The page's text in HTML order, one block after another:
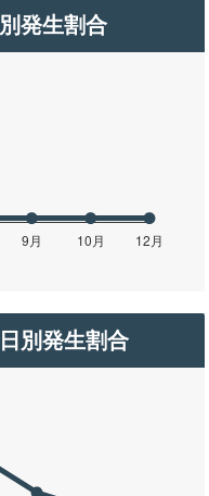
発生割合
別発生割合